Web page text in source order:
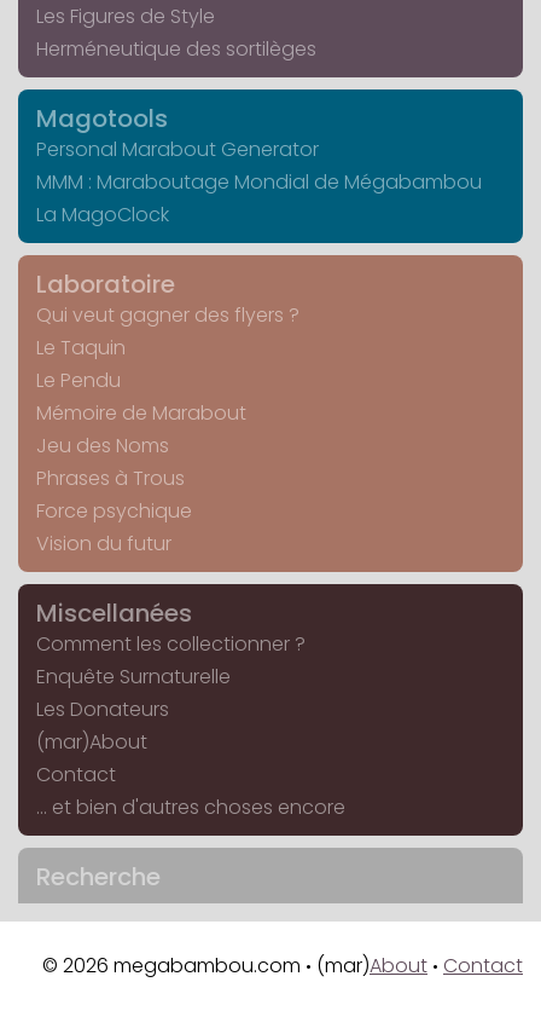
Les Figures de Style
Herméneutique des sortilèges
Magotools
Personal Marabout Generator
MMM : Maraboutage Mondial de Mégabambou
La MagoClock
Laboratoire
Qui veut gagner des flyers ?
Le Taquin
Le Pendu
Mémoire de Marabout
Jeu des Noms
Phrases à Trous
Force psychique
Vision du futur
Miscellanées
Comment les collectionner ?
Enquête Surnaturelle
Les Donateurs
(mar)About
Contact
... et bien d'autres choses encore
Recherche
© 2026 megabambou.com • (mar)About • Contact